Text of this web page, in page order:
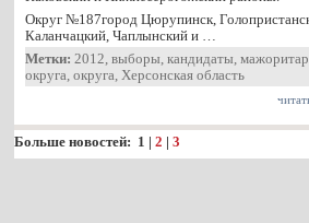
Округ №187город Цюрупинск,
Каланчацкий, Чаплынский и …
Метки: 2012, выборы, кандидаты,
округа, округа, Херсонская область
Больше новостей: 1 | 2 | 3